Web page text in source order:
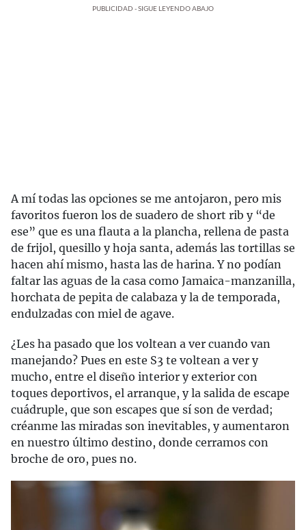
PUBLICIDAD - SIGUE LEYENDO ABAJO
A mí todas las opciones se me antojaron, pero mis
favoritos fueron los de suadero de short rib y “de
ese” que es una flauta a la plancha, rellena de pasta
de frijol, quesillo y hoja santa, además las tortillas se
hacen ahí mismo, hasta las de harina. Y no podían
faltar las aguas de la casa como Jamaica-manzanilla,
horchata de pepita de calabaza y la de temporada,
endulzadas con miel de agave.
¿Les ha pasado que los voltean a ver cuando van
manejando? Pues en este S3 te voltean a ver y
mucho, entre el diseño interior y exterior con
toques deportivos, el arranque, y la salida de escape
cuádruple, que son escapes que sí son de verdad;
créanme las miradas son inevitables, y aumentaron
en nuestro último destino, donde cerramos con
broche de oro, pues no.